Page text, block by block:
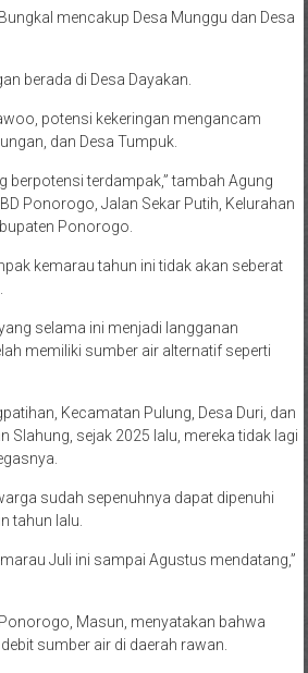
mencakup Desa Munggu dan Desa
berada di Desa Dayakan.
potensi kekeringan mengancam
dan Desa Tumpuk.
berpotensi terdampak,” tambah Agung
Ponorogo, Jalan Sekar Putih, Kelurahan
Ponorogo.
kemarau tahun ini tidak akan seberat
selama ini menjadi langganan
memiliki sumber air alternatif seperti
Kecamatan Pulung, Desa Duri, dan
Slahung, sejak 2025 lalu, mereka tidak lagi
sudah sepenuhnya dapat dipenuhi
tahun lalu.
Juli ini sampai Agustus mendatang,”
Masun, menyatakan bahwa
sumber air di daerah rawan.